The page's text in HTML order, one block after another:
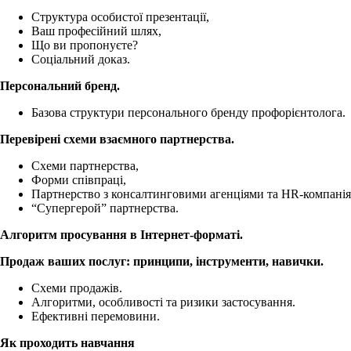
Структура особистої презентації,
Ваш професійний шлях,
Що ви пропонуєте?
Соціальний доказ.
Персональний бренд.
Базова структури персонального бренду профорієнтолога.
Перевірені схеми взаємного партнерства.
Схеми партнерства,
Форми співпраці,
Партнерство з консалтинговими агенціями та HR-
“Супергерой” партнерства.
Алгоритм просування в Інтернет-форматі.
Продаж ваших послуг: принципи, інструменти, навички.
Схеми продажів.
Алгоритми, особливості та ризики застосування.
Ефективні перемовини.
Як проходить навчання